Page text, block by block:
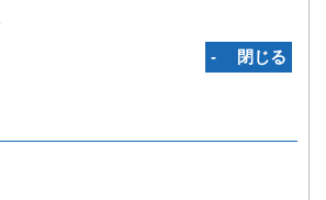
‐ 閉じる